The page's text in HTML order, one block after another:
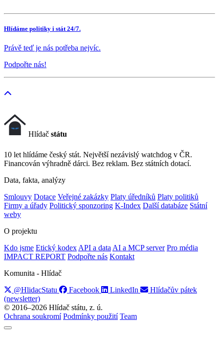
Hlídáme politiky i stát 24/7.
Právě teď je nás potřeba nejvíc.
Podpořte nás!
Hlídač státu
10 let hlídáme český stát. Největší nezávislý watchdog v ČR.
Financován výhradně dárci. Bez reklam. Bez státních dotací.
Data, fakta, analýzy
Smlouvy Dotace Veřejné zakázky Platy úředníků Platy politiků
Firmy a úřady Politický sponzoring K-Index Další databáze Státní
weby
O projektu
Kdo jsme Etický kodex API a data AI a MCP server Pro média
IMPACT REPORT Podpořte nás Kontakt
Komunita - Hlídač
@HlidacStatu
Facebook LinkedIn
Hlídačův pátek
(newsletter)
© 2016–2026 Hlídač státu, z. ú.
Ochrana soukromí Podmínky použití Team